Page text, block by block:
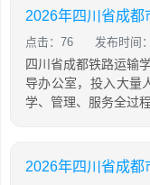
点击：76 发布时间
四川省成都铁路运输
导办公室，投入大量
学、管理、服务全过